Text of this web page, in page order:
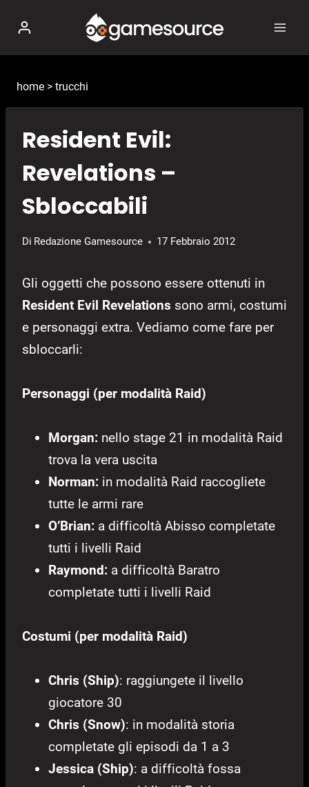
contenuto
home > trucchi
Resident Evil:
Revelations –
Sbloccabili
Di Redazione Gamesource 17 Febbraio 2012
Gli oggetti che possono essere ottenuti in
Resident Evil Revelations sono armi, costumi
e personaggi extra. Vediamo come fare per
sbloccarli:
Personaggi (per modalità Raid)
Morgan: nello stage 21 in modalità Raid
trova la vera uscita
Norman: in modalità Raid raccogliete
tutte le armi rare
O’Brian: a difficoltà Abisso completate
tutti i livelli Raid
Raymond: a difficoltà Baratro
completate tutti i livelli Raid
Costumi (per modalità Raid)
Chris (Ship): raggiungete il livello
giocatore 30
Chris (Snow): in modalità storia
completate gli episodi da 1 a 3
Jessica (Ship): a difficoltà fossa